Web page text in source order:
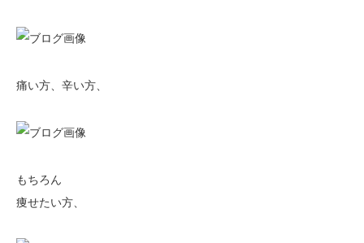
痛い方、辛い方、
もちろん
痩せたい方、